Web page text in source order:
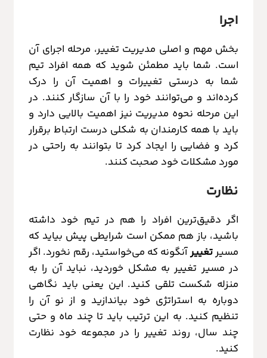
اجرا
بخش مهم و اصلی مدیریت تغییر، مرحله اجرای آن
است. شما باید مطمئن شوید که همه افراد تیم
شما به درستی تغییرات و اهمیت آن را درک
کرده‌اند و می‌توانند خود را با آن سازگار کنند. در
این مرحله نحوه مدیریت نیز اهمیت بالایی دارد و
باید با همه کارمندان به شکلی درست ارتباط برقرار
کرد و فضایی را ایجاد کرد تا بتوانند به راحتی در
مورد مشکلات خود صحبت کنند.
نظارت
اگر دقیق‌ترین افراد را هم در تیم خود داشته
باشید، باز هم ممکن است شرایطی پیش بیاید که
مسیرتغییرآنگونه که می‌خواستید، رقم نخورد. اگر
در مسیر تغییر به مشکل خوردید، نباید آن را به
منزله شکست تلقی کنید. این یعنی باید نگاهی
دوباره به استراتژی خود بیاندازید و از نو آن را
تنظیم کنید. به این ترتیب باید تا چند ماه و حتی
چند سال، روند تغییر را در مجموعه خود نظارت
کنید.